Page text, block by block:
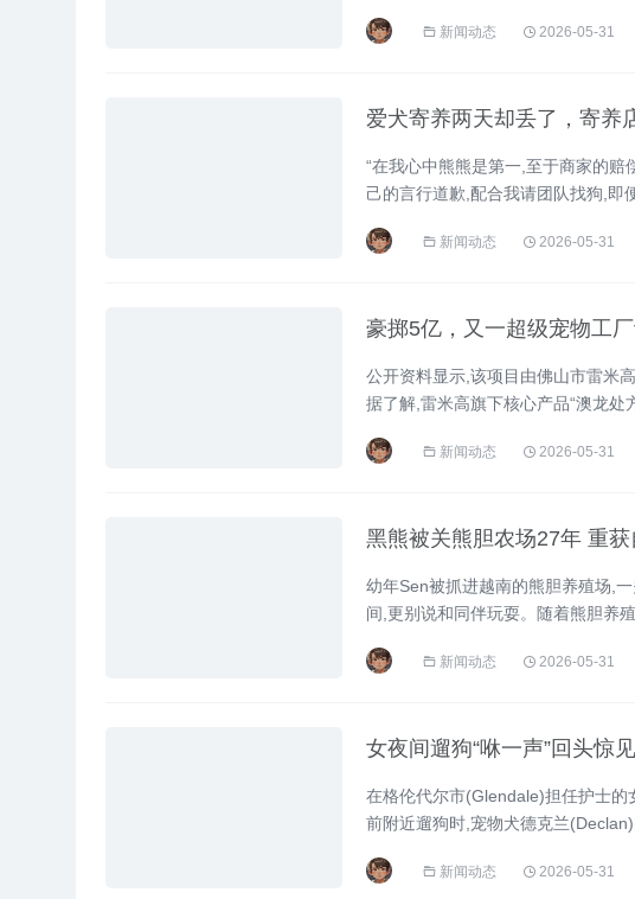
新闻动态 2026-05-31
爱犬寄养两天却丢了，寄养
“在我心中熊熊是第一,至于商家的
己的言行道歉,配合我请团队找狗,即
新闻动态 2026-05-31
豪掷5亿，又一超级宠物工
公开资料显示,该项目由佛山市雷米
据了解,雷米高旗下核心产品“澳龙处
新闻动态 2026-05-31
黑熊被关熊胆农场27年 重获
幼年Sen被抓进越南的熊胆养殖场,
间,更别说和同伴玩耍。随着熊胆养
新闻动态 2026-05-31
女夜间遛狗“咻一声”回头惊
在格伦代尔市(Glendale)担任护士
前附近遛狗时,宠物犬德克兰
新闻动态 2026-05-31